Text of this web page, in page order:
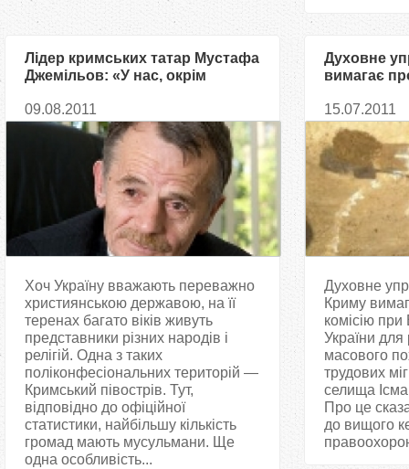
Лідер кримських татар Мустафа
Джемільов: «У нас, окрім
09.08.2011
Хоч Україну вважають переважно
християнською державою, на її
теренах багато віків живуть
представники різних народів і
релігій. Одна з таких
поліконфесіональних територій —
Кримський півострів. Тут,
відповідно до офіційної
статистики, найбільшу кількість
громад мають мусульмани. Ще
одна особливість...
Духовне
вимагає
Євпаторії
15.07.2011
Духовне
Криму
комісію при
України для
масового
трудових
селища
Про це
до вищого